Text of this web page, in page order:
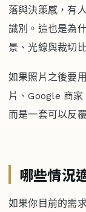
落與決策感，有
識別。這也是為
景、光線與裁切
如果照片之後要
片、Google 商家
而是一套可以反
哪些情況
如果你目前的需